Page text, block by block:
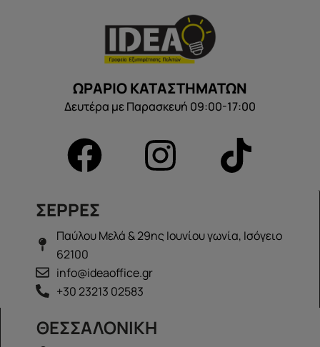
ΩΡΑΡΙΟ ΚΑΤΑΣΤΗΜΑΤΩΝ
Δευτέρα με Παρασκευή 09:00-17:00
ΣΕΡΡΕΣ
Παύλου Μελά & 29ης Ιουνίου γωνία, Ισόγειο
62100
info@ideaoffice.gr
+30 23213 02583
ΘΕΣΣΑΛΟΝΙΚΗ